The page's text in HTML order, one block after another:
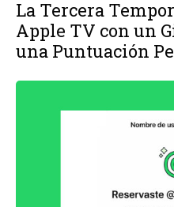
La Tercera
Apple TV con un
una Puntuación